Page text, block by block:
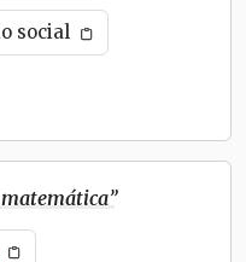
social
”